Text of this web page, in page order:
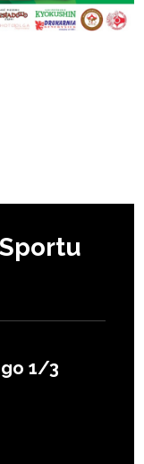
1/3